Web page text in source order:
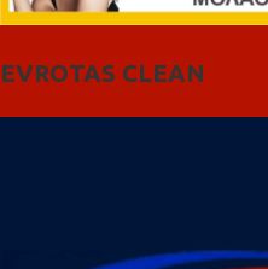
EVROTAS CLEAN